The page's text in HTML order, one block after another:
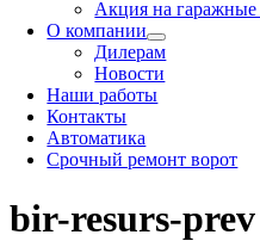
Акция на гаражные
О компании
Дилерам
Новости
Наши работы
Контакты
Автоматика
Срочный ремонт ворот
bir-resurs-prev